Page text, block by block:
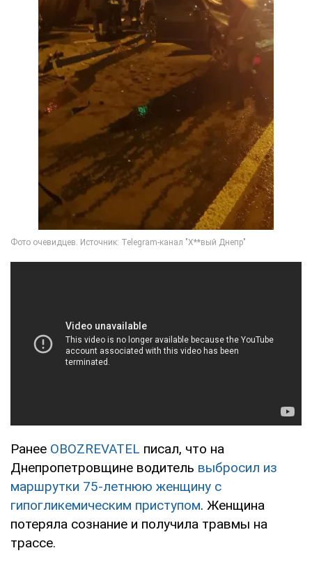
Ранее OBOZREVATEL писал, что на
Днепропетровщине водитель выбросил из
маршрутки 75-летнюю женщину с
гипогликемическим приступом. Женщина
потеряла сознание и получила травмы на
трассе.